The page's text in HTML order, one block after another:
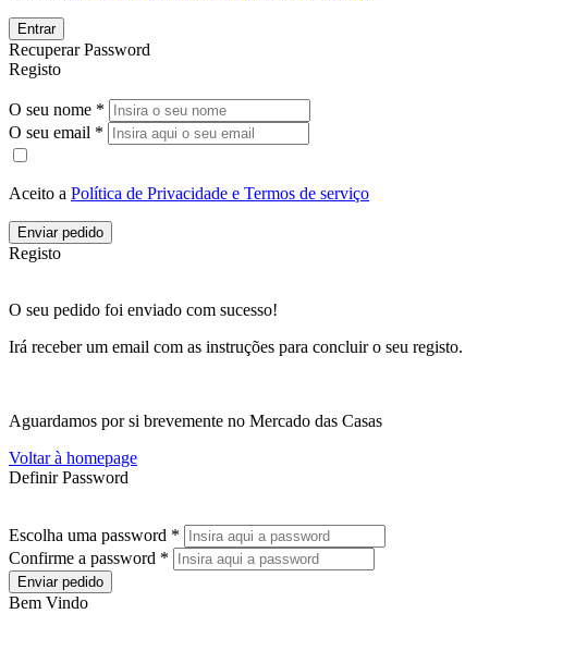
Entrar
Recuperar Password
Registo
O seu nome *
O seu email *
Aceito a Política de Privacidade e Termos de serviço
Enviar pedido
Registo
O seu pedido foi enviado com sucesso!
Irá receber um email com as instruções para concluir o seu registo.
Aguardamos por si brevemente no Mercado das Casas
Voltar à homepage
Definir Password
Escolha uma password *
Confirme a password *
Enviar pedido
Bem Vindo